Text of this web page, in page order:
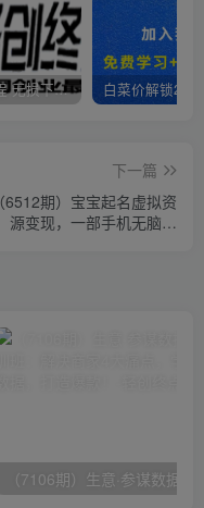
全网VIP课程 无损下载~
下一篇
（6512期）宝宝起名虚拟资
源变现，一部手机无脑操